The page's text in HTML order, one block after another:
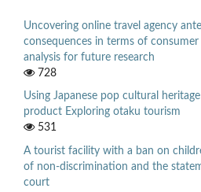
Uncovering online travel agency
consequences in terms of
analysis for future research
728
Using Japanese pop cultural
product Exploring otaku tourism
531
A tourist facility with a ban on
of non-discrimination and the
court